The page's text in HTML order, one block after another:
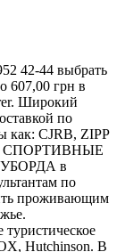
42-44 выбрать
607,00 грн в
Широкий
по
как: CJRB, ZIPP
СПОРТИВНЫЕ
в
по
проживающим
туристическое
Hutchinson. В